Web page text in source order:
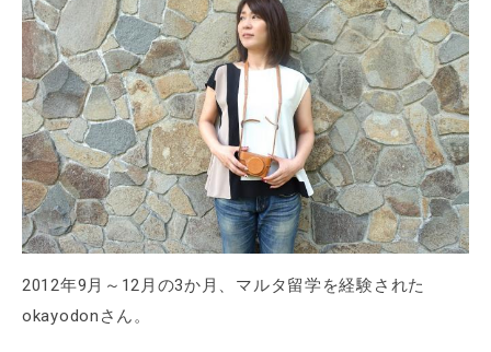
2012年9月～12月の3か月、マルタ留学を経験された
okayodonさん。